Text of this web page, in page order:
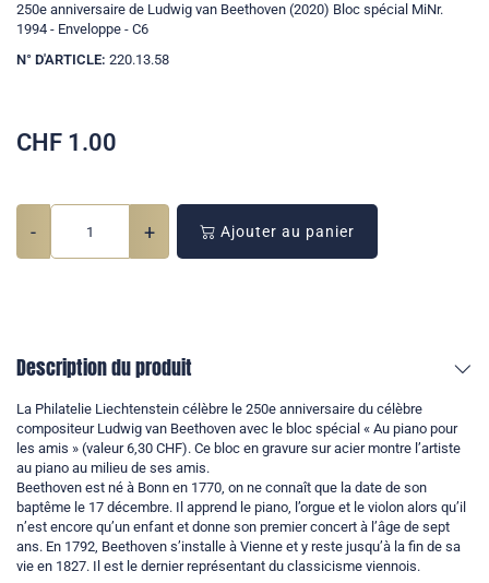
250e anniversaire de Ludwig van Beethoven (2020) Bloc spécial MiNr.
1994 - Enveloppe - C6
N° D'ARTICLE: 220.13.58
CHF 1.00
- + Ajouter au panier
Description du produit
La Philatelie Liechtenstein célèbre le 250e anniversaire du célèbre
compositeur Ludwig van Beethoven avec le bloc spécial « Au piano pour
les amis » (valeur 6,30 CHF). Ce bloc en gravure sur acier montre l’artiste
au piano au milieu de ses amis.
Beethoven est né à Bonn en 1770, on ne connaît que la date de son
baptême le 17 décembre. Il apprend le piano, l’orgue et le violon alors qu’il
n’est encore qu’un enfant et donne son premier concert à l’âge de sept
ans. En 1792, Beethoven s’installe à Vienne et y reste jusqu’à la fin de sa
vie en 1827. Il est le dernier représentant du classicisme viennois.